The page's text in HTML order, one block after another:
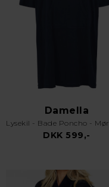
Damella
DKK 599,-